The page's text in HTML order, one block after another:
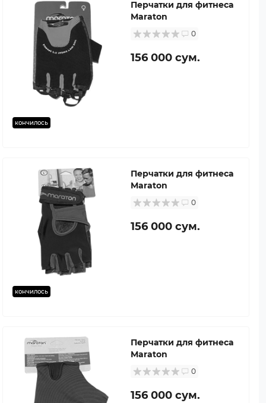
кончилось
Перчатки для фитнеса
Maraton
0
156 000 сум.
кончилось
Перчатки для фитнеса
Maraton
0
156 000 сум.
Перчатки для фитнеса
Maraton
0
156 000 сум.